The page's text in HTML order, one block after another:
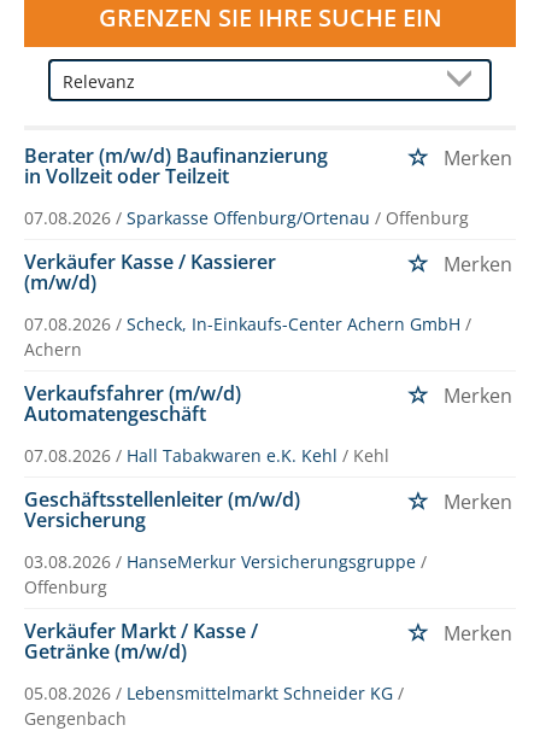
GRENZEN SIE IHRE SUCHE EIN
Berater (m/w/d) Baufinanzierung
in Vollzeit oder Teilzeit
Merken
07.08.2026 / Sparkasse Offenburg/Ortenau / Offenburg
Verkäufer Kasse / Kassierer
(m/w/d)
Merken
07.08.2026 / Scheck, In-Einkaufs-Center Achern GmbH /
Achern
Verkaufsfahrer (m/w/d)
Automatengeschäft
Merken
07.08.2026 / Hall Tabakwaren e.K. Kehl / Kehl
Geschäftsstellenleiter (m/w/d)
Versicherung
Merken
03.08.2026 / HanseMerkur Versicherungsgruppe /
Offenburg
Verkäufer Markt / Kasse /
Getränke (m/w/d)
Merken
05.08.2026 / Lebensmittelmarkt Schneider KG /
Gengenbach